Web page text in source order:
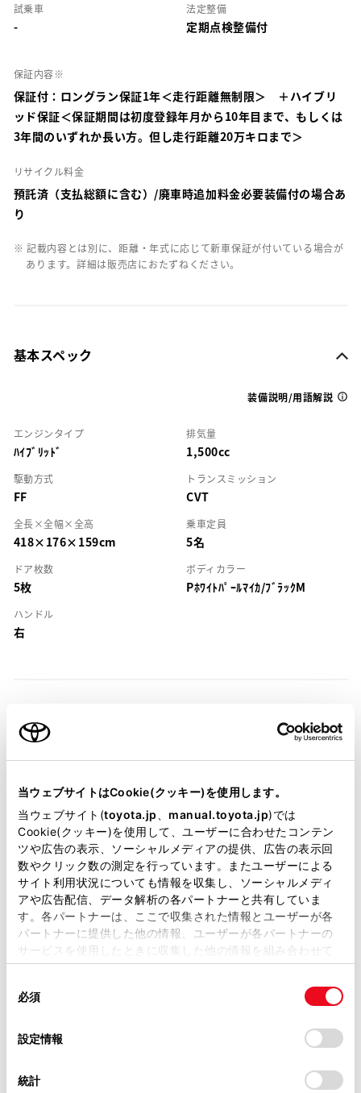
当ウェブサイトはCookie(クッキー)を使用します。
当ウェブサイト(toyota.jp manual.toyota.jp)では
Cookie(クッキー)を使用して、ユーザーに合わせたコンテン
ツや広告の表示、ソーシャルメディアの提供、広告の表示回
数やクリック数の測定を行っています。またユーザーによる
サイト利用状況についても情報を収集し、ソーシャルメディ
アや広告配信、データ解析の各パートナーと共有していま
す。各パートナーは、ここで収集された情報とユーザーが各
パートナーに提供した他の情報、ユーザーが各パートナーの
サービスを使用したときに収集した他の情報を組み合わせて
使用することがあります。当ウェブサイトの使用を続行する
デバイスにすべてのCookie(クッキー)が保存されることに同
意したことになります。Cookie(クッキー)のオプトアウト、
設定の変更、同意を撤回したりするにあたっては、当社の
「Cookie（クッキー）情報の取り扱いについて
」をご覧くだ
必須
設定情報
統計
試乗車
-
法定整備
定期点検整備付
保証内容※
保証付：ロングラン保証1年＜走行距離無制限＞ ＋ハイブリ
ッド保証＜保証期間は初度登録年月から10年目まで、もしくは
3年間のいずれか長い方。但し走行距離20万キロまで＞
リサイクル料金
預託済（支払総額に含む）/廃車時追加料金必要装備付の場合あ
り
※ 記載内容とは別に、距離・年式に応じて新車保証が付いている場合が
あります。詳細は販売店におたずねください。
基本スペック
装備説明/用語解説
エンジンタイプ
ﾊｲﾌﾞﾘｯﾄﾞ
排気量
1,500cc
駆動方式
FF
トランスミッション
CVT
全長×全幅×全高
418×176×159cm
乗車定員
5名
ドア枚数
5枚
ボディカラー
Pﾎﾜｲﾄﾊﾟｰﾙﾏｲｶ/ﾌﾞﾗｯｸM
ハンドル
右
装備・仕様
装備説明/用語解説
基本装備
パワステ
パワーウィンドウ